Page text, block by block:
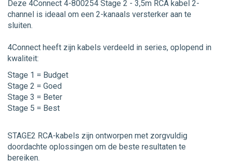
Deze 4Connect 4-800254 Stage 2 - 3,5m RCA kabel 2-
channel is ideaal om een 2-kanaals versterker aan te
sluiten.
4Connect heeft zijn kabels verdeeld in series, oplopend in
kwaliteit:
Stage 1 = Budget
Stage 2 = Goed
Stage 3 = Beter
Stage 5 = Best
STAGE2 RCA-kabels zijn ontworpen met zorgvuldig
doordachte oplossingen om de beste resultaten te
bereiken.